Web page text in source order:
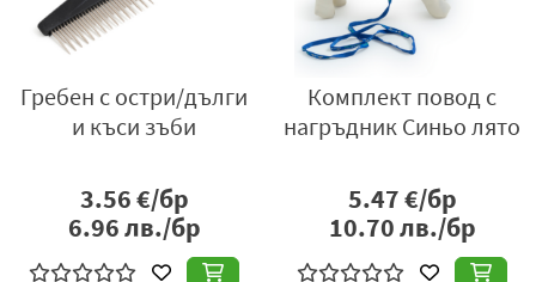
Гребен с остри/дълги
и къси зъби
3.56€/бр
6.96лв./бр
Комплект повод с
нагръдник Синьо лято
5.47€/бр
10.70лв./бр